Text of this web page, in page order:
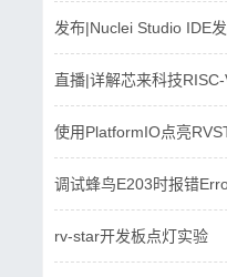
发布|Nuclei Studio IDE
直播|详解芯来科技
使用PlatformIO点亮
调试蜂鸟E203时报错
rv-star开发板点灯实验